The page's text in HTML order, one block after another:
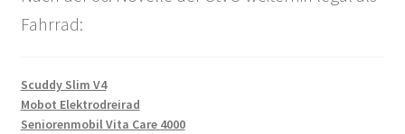
Fahrrad:
Scuddy Slim V4
Mobot Elektrodreirad
Seniorenmobil Vita Care 4000